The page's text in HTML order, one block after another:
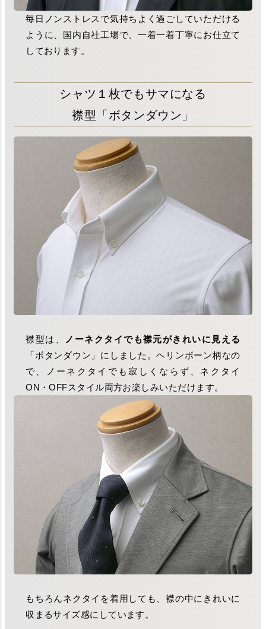
毎日ノンストレスで気持ちよく過ごしていただける
ように、国内自社工場で、一着一着丁寧にお仕立て
しております。
シャツ１枚でもサマになる
襟型「ボタンダウン」
襟型は、
ノーネクタイでも襟元がきれいに見える
「ボタンダウン」にしました。ヘリンボーン柄なの
で、ノーネクタイでも寂しくならず、ネクタイ
ON・OFFスタイル両方お楽しみいただけます。
もちろんネクタイを着用しても、襟の中にきれいに
収まるサイズ感にしています。